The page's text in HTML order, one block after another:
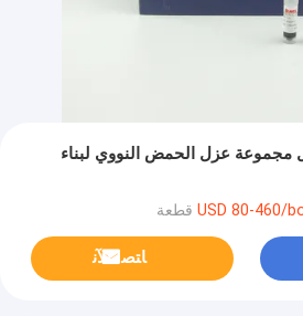
/ 60 مل / 450 مل مجموعة عزل الحمض النووي لبناء
ﺎﺘﺼﻟ ﺍﻶﻧ